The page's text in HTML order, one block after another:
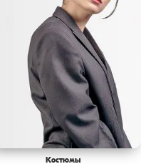
Костюмы